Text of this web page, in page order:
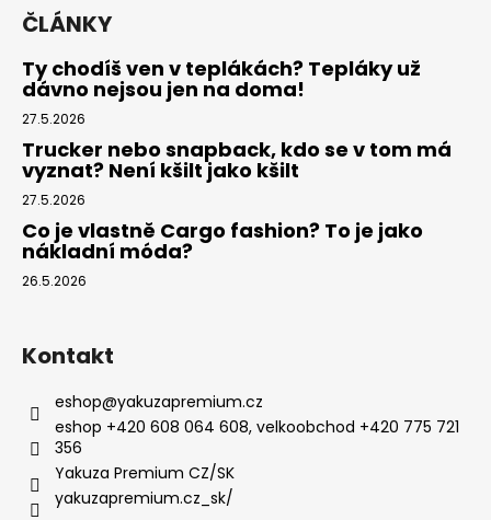
ČLÁNKY
Ty chodíš ven v teplákách? Tepláky už
dávno nejsou jen na doma!
27.5.2026
Trucker nebo snapback, kdo se v tom má
vyznat? Není kšilt jako kšilt
27.5.2026
Co je vlastně Cargo fashion? To je jako
nákladní móda?
26.5.2026
Kontakt
eshop@yakuzapremium.cz
eshop +420 608 064 608, velkoobchod +420 775 721
356
Yakuza Premium CZ/SK
yakuzapremium.cz_sk/